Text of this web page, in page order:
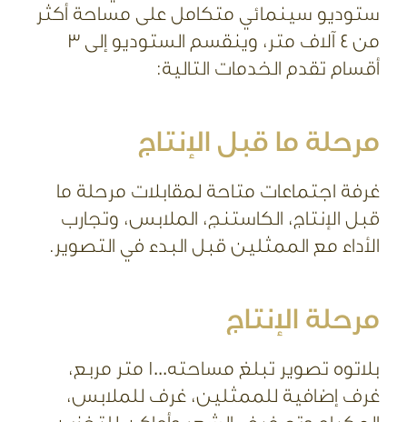
ستوديو سينمائي متكامل على مساحة أكثر
من 4 آلاف متر، وينقسم الستوديو إلى 3
أقسام تقدم الخدمات التالية:
مرحلة ما قبل الإنتاج
غرفة اجتماعات متاحة لمقابلات مرحلة ما
قبل الإنتاج، الكاستنج، الملابس، وتجارب
الأداء مع الممثلين قبل البدء في التصوير.
مرحلة الإنتاج
بلاتوه تصوير تبلغ مساحته1000 متر مربع،
غرف إضافية للممثلين، غرف للملابس،